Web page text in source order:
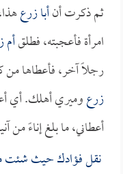
ثم ذكرت أنأبا زرع
امرأة فأعجبته، فطلق
رجلاً آخر، فأعطاها
زرعوميري أهلك. أي
أعطاني، ما بلغ إناءً من
نقل فؤادك حيث